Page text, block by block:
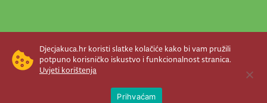
Djecjakuca.hr koristi slatke kolačiće kako bi vam pružili
potpuno korisničko iskustvo i funkcionalnost stranica.
Uvjeti korištenja
Prihvaćam